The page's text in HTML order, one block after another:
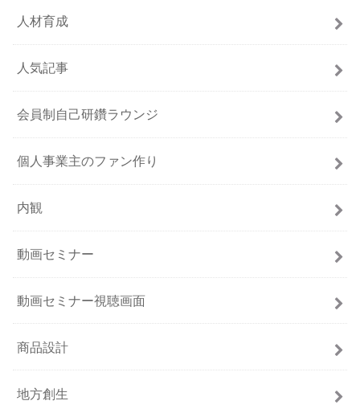
人材育成
人気記事
会員制自己研鑽ラウンジ
個人事業主のファン作り
内観
動画セミナー
動画セミナー視聴画面
商品設計
地方創生